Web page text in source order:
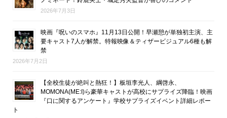
2026年7月3日
映画『呪いのスマホ』11月13日公開！早瀬憩が単独初主演、主
要キャスト7人が解禁。特報映像＆ティザービジュアル6種も解
禁
2026年7月2日
【全校生徒が絶叫と熱狂！】板垣李光人、綱啓永、
MOMONA(ME:I)ら豪華キャストが高校にサプライズ降臨！映画
『口に関するアンケート』学校サプライズイベント詳細レポー
ト